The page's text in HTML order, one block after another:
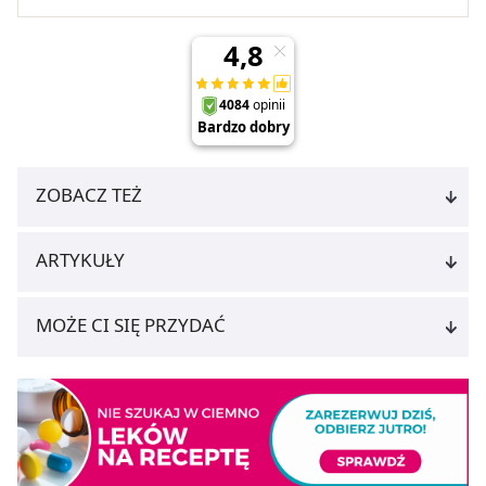
ZOBACZ TEŻ
ARTYKUŁY
MOŻE CI SIĘ PRZYDAĆ